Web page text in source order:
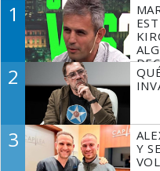
1
2
3
Y